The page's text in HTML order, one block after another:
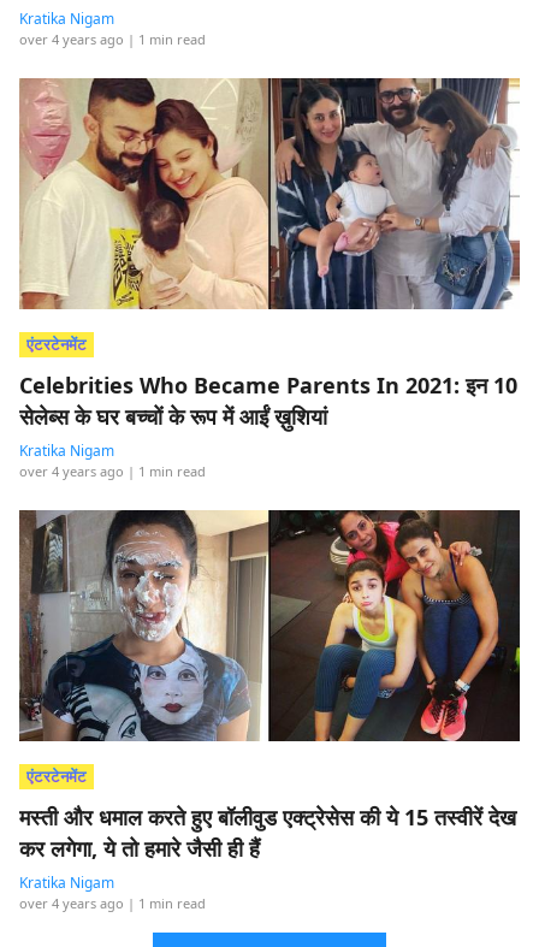
Kratika Nigam
over 4 years ago | 1 min read
एंटरटेनमेंट
Celebrities Who Became Parents In 2021: इन 10
सेलेब्स के घर बच्चों के रूप में आईं ख़ुशियां
Kratika Nigam
over 4 years ago | 1 min read
एंटरटेनमेंट
मस्ती और धमाल करते हुए बॉलीवुड एक्ट्रेसेस की ये 15 तस्वीरें देख
कर लगेगा, ये तो हमारे जैसी ही हैं
Kratika Nigam
over 4 years ago | 1 min read